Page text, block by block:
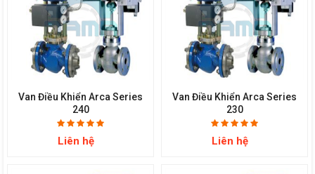
Van Điều Khiển Arca Series
240
Liên hệ
Van Điều Khiển Arca Series
230
Liên hệ